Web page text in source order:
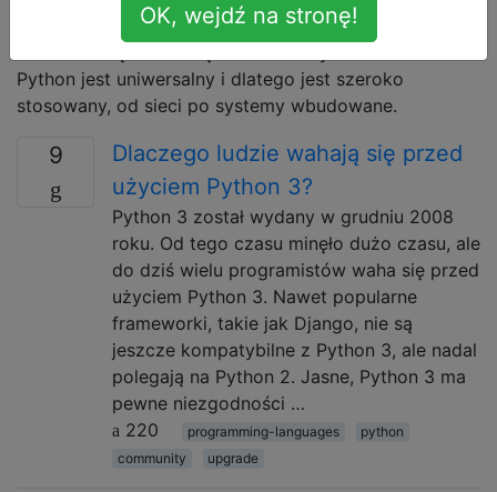
oczywistymi. Python obsługuje moduły i wyjątki oraz
Python jest uniwersalny i dlatego jest szeroko
stosowany, od sieci po systemy wbudowane.
9
Dlaczego ludzie wahają się przed
użyciem Python 3?
Python 3 został wydany w grudniu 2008
roku. Od tego czasu minęło dużo czasu, ale
do dziś wielu programistów waha się przed
użyciem Python 3. Nawet popularne
frameworki, takie jak Django, nie są
jeszcze kompatybilne z Python 3, ale nadal
polegają na Python 2. Jasne, Python 3 ma
pewne niezgodności …
220
programming-languages
python
community
upgrade
OK, wejdź na stronę!